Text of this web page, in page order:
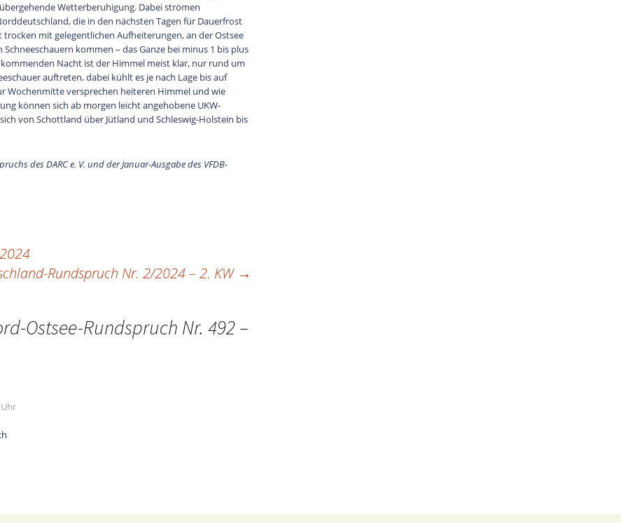
Wetterberuhigung. Dabei strömen
die in den nächsten Tagen für Dauerfrost
mit gelegentlichen Aufheiterungen, an der Ostsee
kommen – das Ganze bei minus 1 bis plus
Nacht ist der Himmel meist klar, nur rund um
auftreten, dabei kühlt es je nach Lage bis auf
Wochenmitte versprechen heiteren Himmel und wie
können sich ab morgen leicht angehobene UKW-
von Schottland über Jütland und Schleswig-Holstein bis
des DARC e. V. und der Januar-Ausgabe des VFDB-
Rundspruch Nr. 2/2024 – 2. KW →
Ostsee-Rundspruch Nr. 492 –